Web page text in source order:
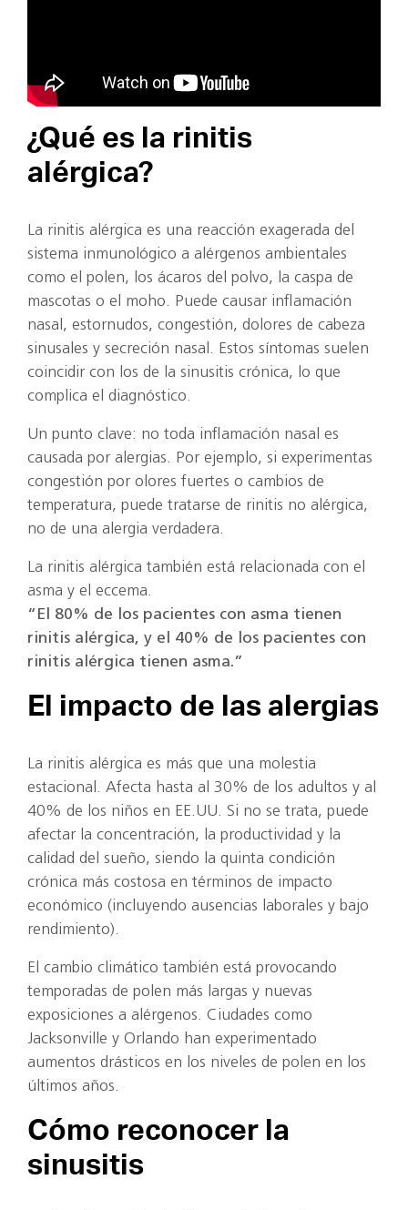
¿Qué es la rinitis
alérgica?
La rinitis alérgica es una reacción exagerada del
sistema inmunológico a alérgenos ambientales
como el polen, los ácaros del polvo, la caspa de
mascotas o el moho. Puede causar inflamación
nasal, estornudos, congestión, dolores de cabeza
sinusales y secreción nasal. Estos síntomas suelen
coincidir con los de la sinusitis crónica, lo que
complica el diagnóstico.
Un punto clave: no toda inflamación nasal es
causada por alergias. Por ejemplo, si experimentas
congestión por olores fuertes o cambios de
temperatura, puede tratarse de rinitis no alérgica,
no de una alergia verdadera.
La rinitis alérgica también está relacionada con el
asma y el eccema.
“El 80% de los pacientes con asma tienen
rinitis alérgica, y el 40% de los pacientes con
rinitis alérgica tienen asma.”
El impacto de las alergias
La rinitis alérgica es más que una molestia
estacional. Afecta hasta al 30% de los adultos y al
40% de los niños en EE.UU. Si no se trata, puede
afectar la concentración, la productividad y la
calidad del sueño, siendo la quinta condición
crónica más costosa en términos de impacto
económico (incluyendo ausencias laborales y bajo
rendimiento).
El cambio climático también está provocando
temporadas de polen más largas y nuevas
exposiciones a alérgenos. Ciudades como
Jacksonville y Orlando han experimentado
aumentos drásticos en los niveles de polen en los
últimos años.
Cómo reconocer la
sinusitis